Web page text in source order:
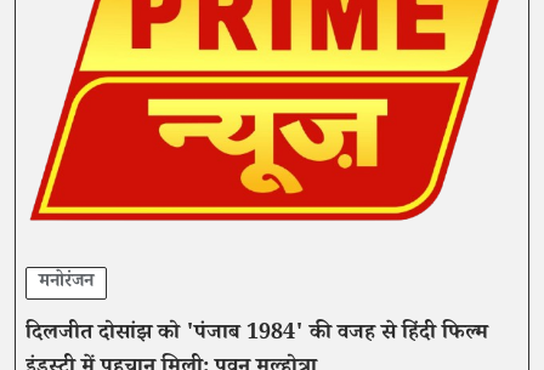
मनोरंजन
दिलजीत दोसांझ को 'पंजाब 1984' की वजह से हिंदी फिल्म